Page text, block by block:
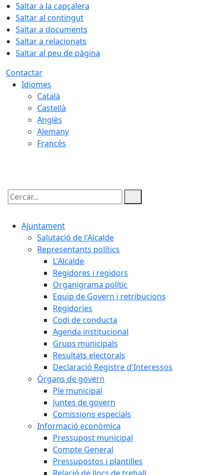
Saltar a la capçalera
Saltar al contingut
Saltar a documents
Saltar a relacionats
Saltar al peu de pàgina
Contactar
Idiomes
Català
Castellà
Anglès
Alemany
Francès
Cercar:
Ajuntament
Salutació de l'Alcalde
Representants polítics
L'Alcalde
Regidores i regidors
Organigrama polític
Equip de Govern i retribucions
Regidories
Codi de conducta
Agenda institucional
Grups municipals
Resultats electorals
Declaració Registre d'Interessos
Òrgans de govern
Ple municipal
Juntes de govern
Comissions especials
Informació econòmica
Pressupost municipal
Compte General
Pressupostos i plantilles